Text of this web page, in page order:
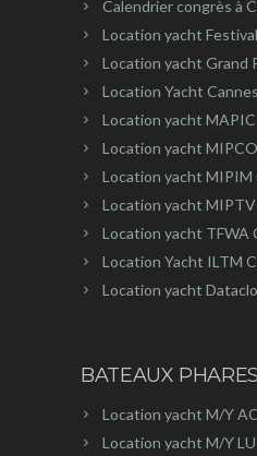
Calendrier congrès à
Location yacht
Location yacht Grand
Location Yacht
Location yacht
Location yacht
Location yacht MIPIM
Location yacht
Location yacht TFWA
Location Yacht ILTM
Location yacht
BATEAUX PHARES
Location yacht M/Y
Location yacht M/Y